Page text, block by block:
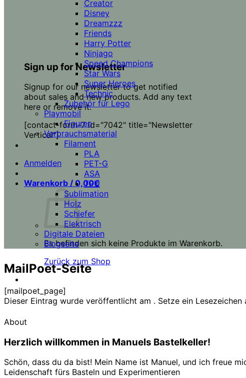
Sign up for Newsletter
Signup for our newsletter to get notified
about sales and new products. Add any text
here or remove it.
[contact-form-7 id="7042" title="Newsletter
Vertical"]
Anmelden
Warenkorb / 0,00€
Es befinden sich keine Produkte im Warenkorb.
Zurück zum Shop
Creator
Disney
Dreamzzz
Friends
Harry Potter
Ninjago
Speed Champions
Star Wars
Super Heroes
Technic
Zubehör für Lego
Playmobil
Figuren
Verbrauchsmaterial
Filament
PLA
PET-G
ASA
TPU
Sublimation
Holz
Schiefer
Elektrisch
Digitale Dateien
Blogseite
MailPoet-Seite
[mailpoet_page]
Dieser Eintrag wurde veröffentlicht am . Setze ein Lesezeichen
About
Herzlich willkommen in Manuels Bastelkeller!
Schön, dass du da bist! Mein Name ist Manuel, und ich freue
Leidenschaft fürs Basteln und Experimentieren